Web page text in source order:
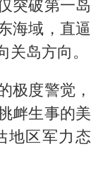
关之琳否认与27岁模特的恋情
部带头休假
血女孩
中方回应日本广岛核爆81周年
制美国
突破第一岛
海域，直逼
岛方向。
极度警觉，
衅生事的美
地区军力态